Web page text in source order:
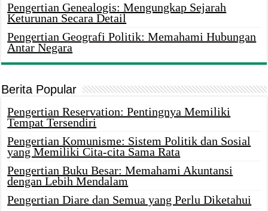
Pengertian Genealogis: Mengungkap Sejarah
Keturunan Secara Detail
Pengertian Geografi Politik: Memahami Hubungan
Antar Negara
Berita Popular
Pengertian Reservation: Pentingnya Memiliki
Tempat Tersendiri
Pengertian Komunisme: Sistem Politik dan Sosial
yang Memiliki Cita-cita Sama Rata
Pengertian Buku Besar: Memahami Akuntansi
dengan Lebih Mendalam
Pengertian Diare dan Semua yang Perlu Diketahui